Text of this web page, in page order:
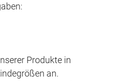
Produkte in
an.